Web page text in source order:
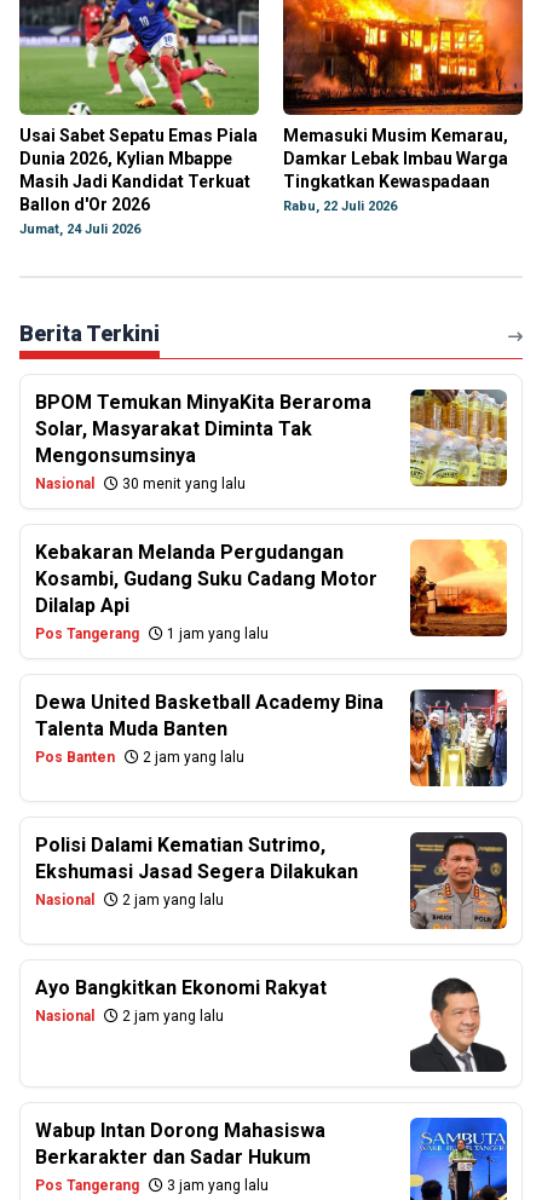
Usai Sabet Sepatu Emas Piala
Dunia 2026, Kylian Mbappe
Masih Jadi Kandidat Terkuat
Ballon d'Or 2026
Jumat, 24 Juli 2026
Memasuki Musim Kemarau,
Damkar Lebak Imbau Warga
Tingkatkan Kewaspadaan
Rabu, 22 Juli 2026
Berita Terkini
BPOM Temukan MinyaKita Beraroma
Solar, Masyarakat Diminta Tak
Mengonsumsinya
Nasional 30 menit yang lalu
Kebakaran Melanda Pergudangan
Kosambi, Gudang Suku Cadang Motor
Dilalap Api
Pos Tangerang 1 jam yang lalu
Dewa United Basketball Academy Bina
Talenta Muda Banten
Pos Banten 2 jam yang lalu
Polisi Dalami Kematian Sutrimo,
Ekshumasi Jasad Segera Dilakukan
Nasional 2 jam yang lalu
Ayo Bangkitkan Ekonomi Rakyat
Nasional 2 jam yang lalu
Wabup Intan Dorong Mahasiswa
Berkarakter dan Sadar Hukum
Pos Tangerang 3 jam yang lalu